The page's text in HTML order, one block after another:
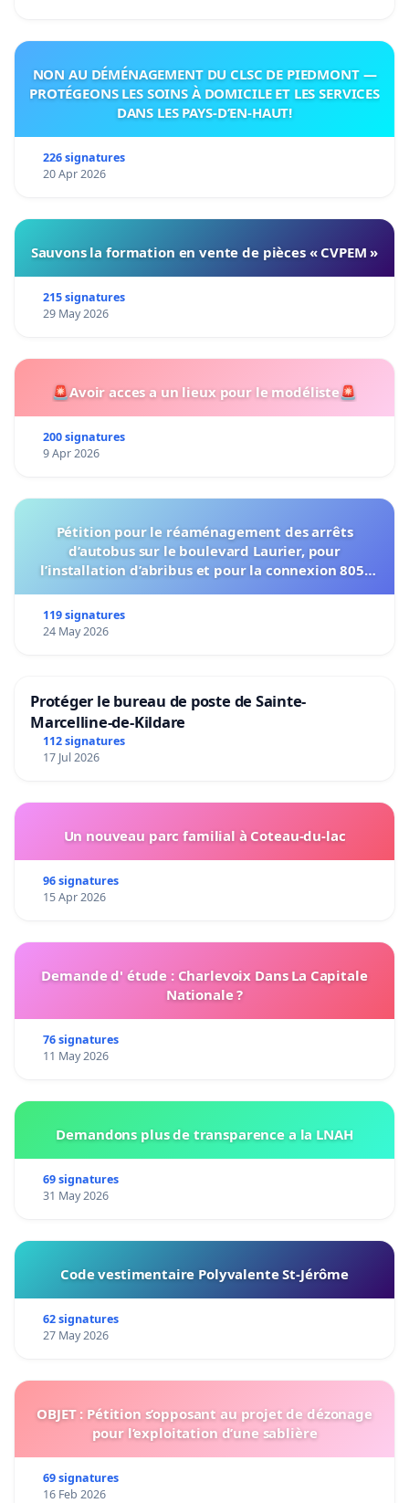
NON AU DÉMÉNAGEMENT DU CLSC DE PIEDMONT —
PROTÉGEONS LES SOINS À DOMICILE ET LES SERVICES
DANS LES PAYS-D’EN-HAUT!
226 signatures
20 Apr 2026
Sauvons la formation en vente de pièces « CVPEM »
215 signatures
29 May 2026
🚨Avoir acces a un lieux pour le modéliste🚨
200 signatures
9 Apr 2026
Pétition pour le réaménagement des arrêts
d’autobus sur le boulevard Laurier, pour
l’installation d’abribus et pour la connexion 805-
119 signatures
24 May 2026
Protéger le bureau de poste de Sainte-
Marcelline-de-Kildare
112 signatures
17 Jul 2026
Un nouveau parc familial à Coteau-du-lac
96 signatures
15 Apr 2026
Demande d' étude : Charlevoix Dans La Capitale
Nationale ?
76 signatures
11 May 2026
Demandons plus de transparence a la LNAH
69 signatures
31 May 2026
Code vestimentaire Polyvalente St-Jérôme
62 signatures
27 May 2026
OBJET : Pétition s’opposant au projet de dézonage
pour l’exploitation d’une sablière
69 signatures
16 Feb 2026